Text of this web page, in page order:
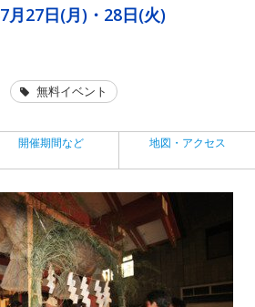
月27日(月)・28日(火)
無料イベント
開催期間など 地図・アクセス